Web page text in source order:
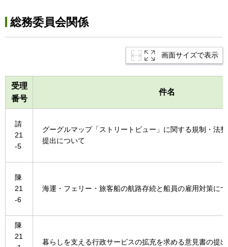
総務委員会関係
画面サイズで表示
受理
番号
件名
請
21
-5
グーグルマップ「ストリートビュー」に関する規制・法
提出について
陳
21
-6
海運・フェリー・旅客船の航路存続と船員の雇用対策に
陳
21
暮らしを支える行政サービスの拡充を求める意見書の提